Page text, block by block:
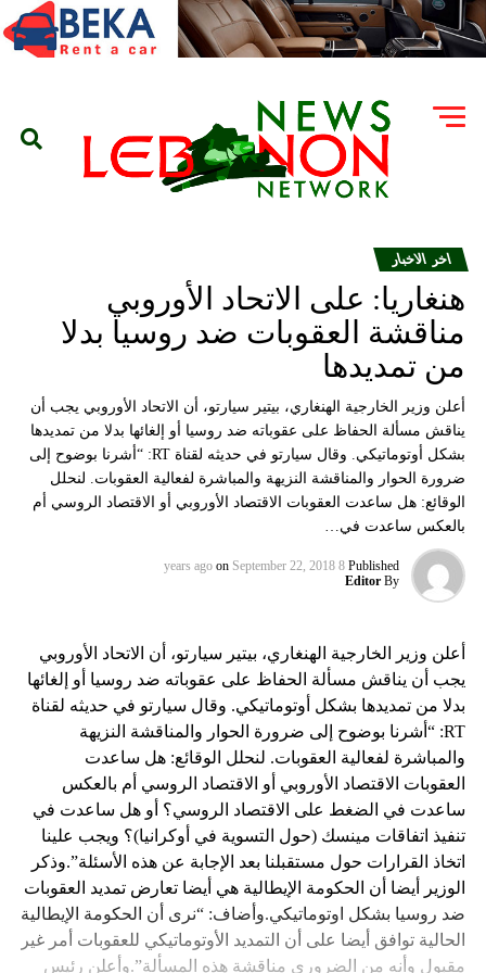
اخر الاخبار
هنغاريا: على الاتحاد الأوروبي
مناقشة العقوبات ضد روسيا بدلا
من تمديدها
أعلن وزير الخارجية الهنغاري، بيتير سيارتو، أن الاتحاد الأوروبي يجب أن
يناقش مسألة الحفاظ على عقوباته ضد روسيا أو إلغائها بدلا من تمديدها
بشكل أوتوماتيكي. وقال سيارتو في حديثه لقناة RT: “أشرنا بوضوح إلى
ضرورة الحوار والمناقشة النزيهة والمباشرة لفعالية العقوبات. لنحلل
الوقائع: هل ساعدت العقوبات الاقتصاد الأوروبي أو الاقتصاد الروسي أم
بالعكس ساعدت في…
Published
8 years ago
on September 22, 2018
By
Editor
أعلن وزير الخارجية الهنغاري، بيتير سيارتو، أن الاتحاد الأوروبي
يجب أن يناقش مسألة الحفاظ على عقوباته ضد روسيا أو إلغائها
بدلا من تمديدها بشكل أوتوماتيكي. وقال سيارتو في حديثه لقناة
RT: “أشرنا بوضوح إلى ضرورة الحوار والمناقشة النزيهة
والمباشرة لفعالية العقوبات. لنحلل الوقائع: هل ساعدت
العقوبات الاقتصاد الأوروبي أو الاقتصاد الروسي أم بالعكس
ساعدت في الضغط على الاقتصاد الروسي؟ أو هل ساعدت في
تنفيذ اتفاقات مينسك (حول التسوية في أوكرانيا)؟ ويجب علينا
اتخاذ القرارات حول مستقبلنا بعد الإجابة عن هذه الأسئلة”.وذكر
الوزير أيضا أن الحكومة الإيطالية هي أيضا تعارض تمديد العقوبات
ضد روسيا بشكل اوتوماتيكي.وأضاف: “نرى أن الحكومة الإيطالية
الحالية توافق أيضا على أن التمديد الأوتوماتيكي للعقوبات أمر غير
مقبول وأنه من الضروري مناقشة هذه المسألة”.وأعلن رئيس